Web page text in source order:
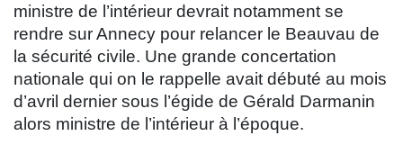
ministre de l’intérieur devrait notamment se
rendre sur Annecy pour relancer le Beauvau de
la sécurité civile. Une grande concertation
nationale qui on le rappelle avait débuté au mois
d’avril dernier sous l’égide de Gérald Darmanin
alors ministre de l’intérieur à l’époque.